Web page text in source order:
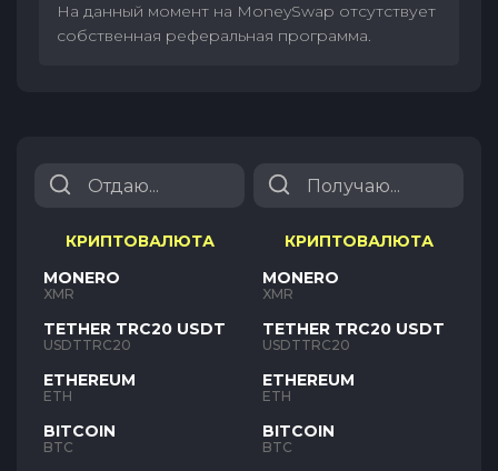
На данный момент на MoneySwap отсутствует
собственная реферальная программа.
КРИПТОВАЛЮТА
MONERO
XMR
TETHER TRC20 USDT
USDTTRC20
ETHEREUM
ETH
BITCOIN
BTC
КРИПТОВАЛЮТА
MONERO
XMR
TETHER TRC20 USDT
USDTTRC20
ETHEREUM
ETH
BITCOIN
BTC